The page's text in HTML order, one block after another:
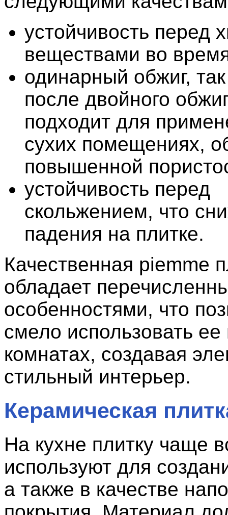
устойчивость перед
веществами во
одинарный обжиг,
после двойного
подходит для
сухих помещениях,
повышенной
устойчивость перед
скольжением, что
падения на плитке.
Качественная piemme
обладает
особенностями, что
смело использовать
комнатах, создавая
стильный интерьер.
Керамическая
На кухне плитку чаще
используют для
а также в качестве